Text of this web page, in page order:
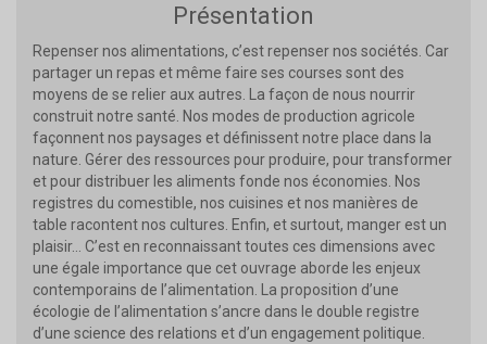
Présentation
Repenser nos alimentations, c’est repenser nos sociétés. Car
partager un repas et même faire ses courses sont des
moyens de se relier aux autres. La façon de nous nourrir
construit notre santé. Nos modes de production agricole
façonnent nos paysages et définissent notre place dans la
nature. Gérer des ressources pour produire, pour transformer
et pour distribuer les aliments fonde nos économies. Nos
registres du comestible, nos cuisines et nos manières de
table racontent nos cultures. Enfin, et surtout, manger est un
plaisir… C’est en reconnaissant toutes ces dimensions avec
une égale importance que cet ouvrage aborde les enjeux
contemporains de l’alimentation. La proposition d’une
écologie de l’alimentation s’ancre dans le double registre
d’une science des relations et d’un engagement politique.